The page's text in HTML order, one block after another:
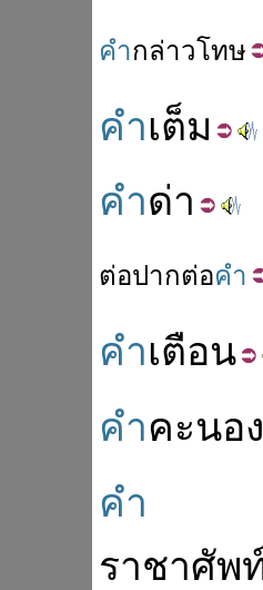
คำกล่าวโทษ
คำเต็ม
คำด่า
ต่อปากต่อคำ
คำเตือน
คำคะนอง
คำ
ราชาศัพ